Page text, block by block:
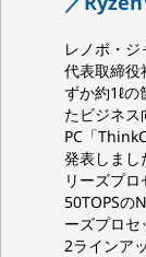
レノボ・ジ
代表取締役
ずか約1ℓの
たビジネ
PC「
発表しま
リーズプ
50TOPSの
ーズプロ
2ラインア